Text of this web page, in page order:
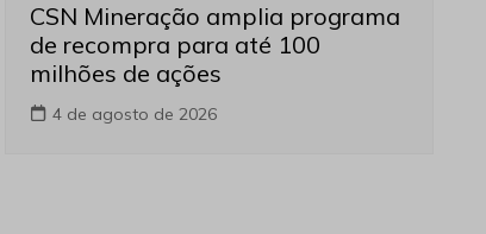
CSN Mineração amplia programa
de recompra para até 100
milhões de ações
4 de agosto de 2026